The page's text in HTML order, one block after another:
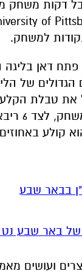
דקות משחק
of
דאן בליגה
את טבלת
של כ-24
קולע
בבאר שבע
באר שבע נט
ועושים